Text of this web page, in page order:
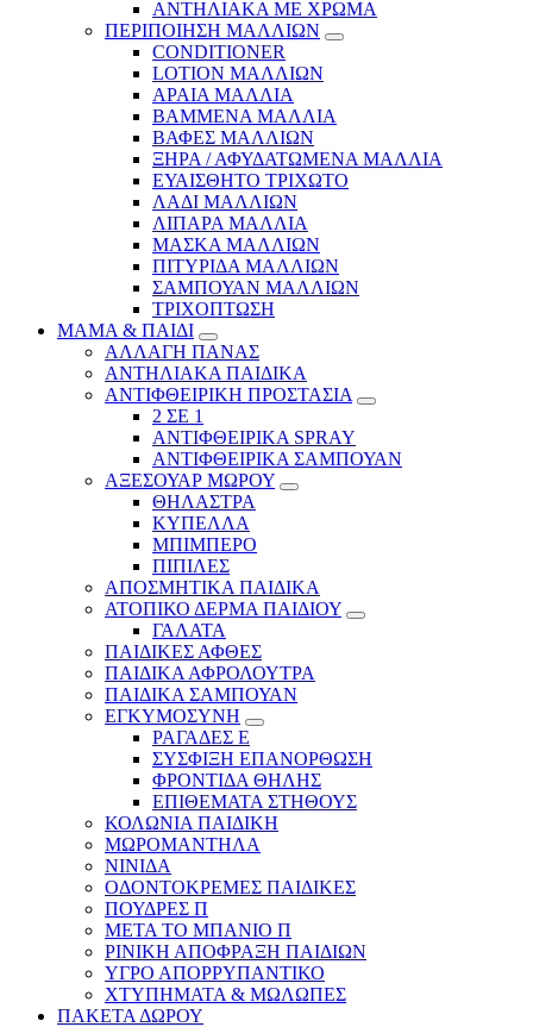
ΑΝΤΗΛΙΑΚΑ ΜΕ ΧΡΩΜΑ
ΠΕΡΙΠΟΙΗΣΗ ΜΑΛΛΙΩΝ
CONDITIONER
LOTION ΜΑΛΛΙΩΝ
ΑΡΑΙΑ ΜΑΛΛΙΑ
ΒΑΜΜΕΝΑ ΜΑΛΛΙΑ
ΒΑΦΕΣ ΜΑΛΛΙΩΝ
ΞΗΡΑ / ΑΦΥΔΑΤΩΜΕΝΑ ΜΑΛΛΙΑ
ΕΥΑΙΣΘΗΤΟ ΤΡΙΧΩΤΟ
ΛΑΔΙ ΜΑΛΛΙΩΝ
ΛΙΠΑΡΑ ΜΑΛΛΙΑ
ΜΑΣΚΑ ΜΑΛΛΙΩΝ
ΠΙΤΥΡΙΔΑ ΜΑΛΛΙΩΝ
ΣΑΜΠΟΥΑΝ ΜΑΛΛΙΩΝ
ΤΡΙΧΟΠΤΩΣΗ
ΜΑΜΑ & ΠΑΙΔΙ
ΑΛΛΑΓΗ ΠΑΝΑΣ
ΑΝΤΗΛΙΑΚΑ ΠΑΙΔΙΚΑ
ΑΝΤΙΦΘΕΙΡΙΚΗ ΠΡΟΣΤΑΣΙΑ
2 ΣΕ 1
ΑΝΤΙΦΘΕΙΡΙΚΑ SPRAY
ΑΝΤΙΦΘΕΙΡΙΚΑ ΣΑΜΠΟΥΑΝ
ΑΞΕΣΟΥΑΡ ΜΩΡΟΥ
ΘΗΛΑΣΤΡΑ
ΚΥΠΕΛΛΑ
ΜΠΙΜΠΕΡΟ
ΠΙΠΙΛΕΣ
ΑΠΟΣΜΗΤΙΚΑ ΠΑΙΔΙΚΑ
ΑΤΟΠΙΚΟ ΔΕΡΜΑ ΠΑΙΔΙΟΥ
ΓΑΛΑΤΑ
ΠΑΙΔΙΚΕΣ ΑΦΘΕΣ
ΠΑΙΔΙΚΑ ΑΦΡΟΛΟΥΤΡΑ
ΠΑΙΔΙΚΑ ΣΑΜΠΟΥΑΝ
ΕΓΚΥΜΟΣΥΝΗ
ΡΑΓΑΔΕΣ Ε
ΣΥΣΦΙΞΗ ΕΠΑΝΟΡΘΩΣΗ
ΦΡΟΝΤΙΔΑ ΘΗΛΗΣ
ΕΠΙΘΕΜΑΤΑ ΣΤΗΘΟΥΣ
ΚΟΛΩΝΙΑ ΠΑΙΔΙΚΗ
ΜΩΡΟΜΑΝΤΗΛΑ
ΝΙΝΙΔΑ
ΟΔΟΝΤΟΚΡΕΜΕΣ ΠΑΙΔΙΚΕΣ
ΠΟΥΔΡΕΣ Π
ΜΕΤΑ ΤΟ ΜΠΑΝΙΟ Π
ΡΙΝΙΚΗ ΑΠΟΦΡΑΞΗ ΠΑΙΔΙΩΝ
ΥΓΡΟ ΑΠΟΡΡΥΠΑΝΤΙΚΟ
ΧΤΥΠΗΜΑΤΑ & ΜΩΛΩΠΕΣ
ΠΑΚΕΤΑ ΔΩΡΟΥ